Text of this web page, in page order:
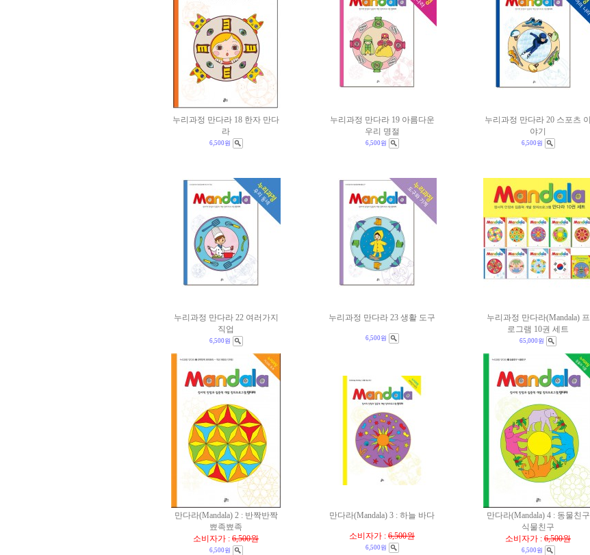
누리과정 만다라 18 한자 만다
라
6,500원
누리과정 만다라 19 아름다운
우리 명절
6,500원
누리과정 만다라 20 스포츠 이
야기
6,500원
누리과정 만다라 22 여러가지
직업
6,500원
누리과정 만다라 23 생활 도구
6,500원
누리과정 만다라(Mandala) 프
로그램 10권 세트
65,000원
만다라(Mandala) 2 : 반짝반짝
뾰족뾰족
소비자가 : 6,500원
6,500원
만다라(Mandala) 3 : 하늘 바다
소비자가 : 6,500원
6,500원
만다라(Mandala) 4 : 동물친구
식물친구
소비자가 : 6,500원
6,500원